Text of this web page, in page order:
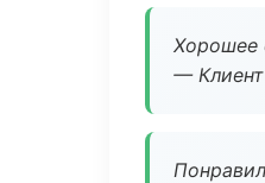
Хорошее
—